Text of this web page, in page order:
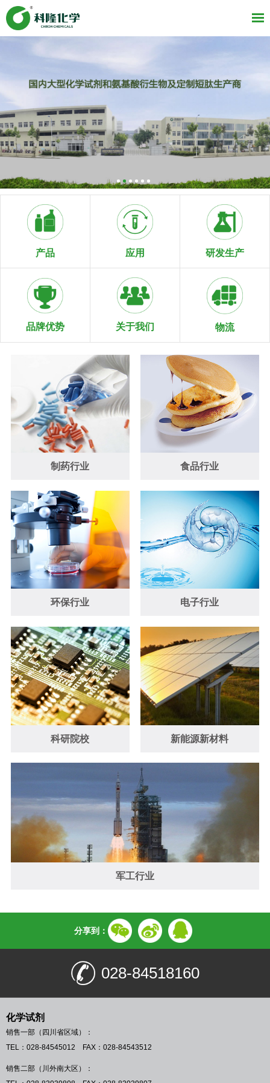
产品 应用 研发生产
品牌优势 关于我们 物流
制药行业 食品行业
环保行业 电子行业
科研院校 新能源新材料
军工行业
分享到：
028-84518160
化学试剂
销售一部（四川省区域）：
TEL：028-84545012 FAX：028-84543512
销售二部（川外南大区）：